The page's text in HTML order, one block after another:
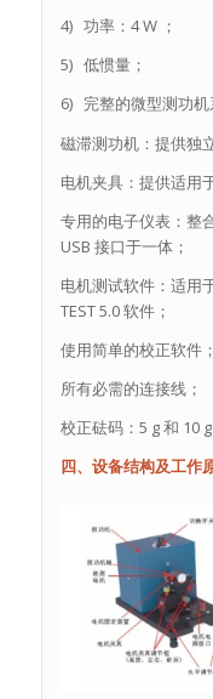
4) 功率：4 W ；
5) 低惯量；
6) 完整的微型测功机
磁滞测功机：提供独
电机夹具：提供适用
专用的电子仪表：整
USB 接口于一体；
电机测试软件：适用
TEST 5.0 软件；
使用简单的校正软件；
所有必需的连接线；
校正砝码：5 g 和 10 g
四、设备结构及工作